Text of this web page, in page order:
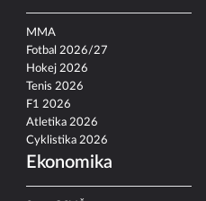
MMA
Fotbal 2026/27
Hokej 2026
Tenis 2026
F1 2026
Atletika 2026
Cyklistika 2026
Ekonomika